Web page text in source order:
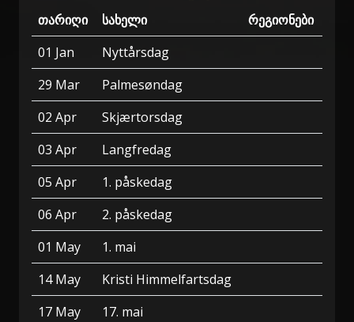
თარიღი სახელი
რეგიონები
01 Jan
Nyttårsdag
29 Mar
Palmesøndag
02 Apr
Skjærtorsdag
03 Apr
Langfredag
05 Apr
1. påskedag
06 Apr
2. påskedag
01 May
1. mai
14 May
Kristi Himmelfartsdag
17 May
17. mai